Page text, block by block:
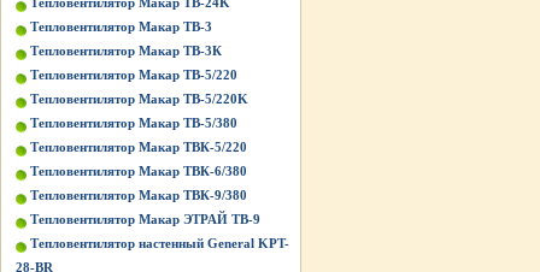
Тепловентилятор Макар ТВ-3
Тепловентилятор Макар ТВ-3К
Тепловентилятор Макар ТВ-5/220
Тепловентилятор Макар ТВ-5/220K
Тепловентилятор Макар ТВ-5/380
Тепловентилятор Макар ТВК-5/220
Тепловентилятор Макар ТВК-6/380
Тепловентилятор Макар ТВК-9/380
Тепловентилятор Макар ЭТРАЙ ТВ-9
Тепловентилятор настенный General KPT-
28-BR